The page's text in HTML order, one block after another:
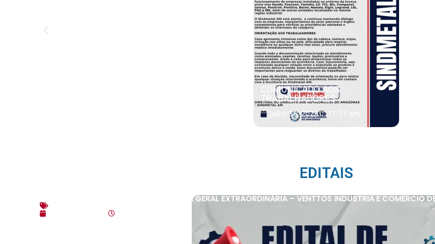
COMUNICADO AOS
TRABALHADORES
julho 16, 2026
EDITAIS
EDITAL DE CONVOCAÇÃO – ASSEMBLEIA GERAL EXTRAORDINÁRIA – VENTTOS INDÚSTRIA E COMÉRCIO